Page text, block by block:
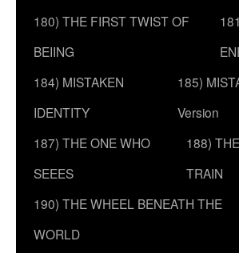
180) THE FIRST TWIST OF
BEIING
184) MISTAKEN
IDENTITY
185)
Version
187) THE ONE WHO
SEEES
188)
TRAIN
190) THE WHEEL BENEATH THE
WORLD